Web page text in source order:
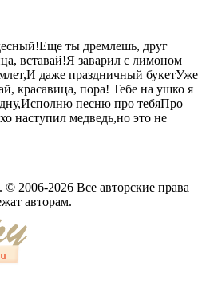
ты дремлешь, друг
вставай!Я заварил с лимоном
даже праздничный букетУже
красавица, пора! Тебе на ушко я
песню про тебяПро
наступил медведь,но это не
2006-2026 Все авторские права
авторам.